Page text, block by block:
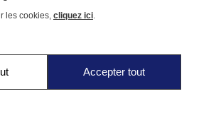
les cookies, cliquez ici.
Accepter tout